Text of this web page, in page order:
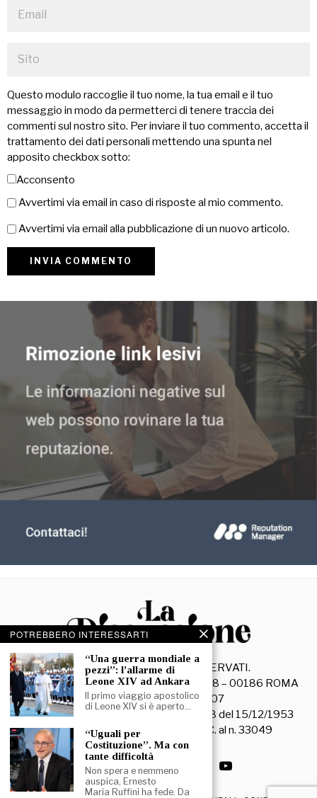
Questo modulo raccoglie il tuo nome, la tua email e il tuo
messaggio in modo da permetterci di tenere traccia dei
commenti sul nostro sito. Per inviare il tuo commento, accetta il
trattamento dei dati personali mettendo una spunta nel
apposito checkbox sotto:
Acconsento
Avvertimi via email in caso di risposte al mio commento.
Avvertimi via email alla pubblicazione di un nuovo articolo.
© 2026- TUTTI I DIRITTI RISERVATI.
La Discussione S.r.l. – Piazza Capranica, 78 – 00186 ROMA
C.F. e P. IVA 15045971007
Registrazione Tribunale di Roma n. 3628 del 15/12/1953
La società editrice è iscritta al R.O.C. al n. 33049
POTREBBERO INTERESSARTI
“Una guerra mondiale a
pezzi”: l’allarme di
Leone XIV ad Ankara
Il primo viaggio apostolico
di Leone XIV si è aperto…
“Uguali per
Costituzione”. Ma con
tante difficoltà
Non spera e nemmeno
auspica, Ernesto
Maria Ruffini ha fede. Da